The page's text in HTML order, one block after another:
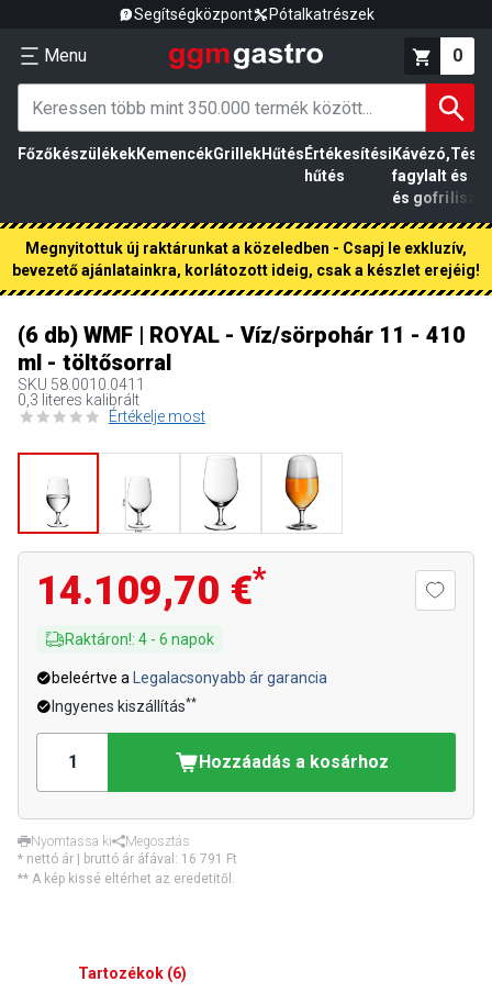
Segítségközpont Pótalkatrészek
Menu 0
FőzőkészülékekKemencékGrillekHűtés Értékesítési
hűtés
Kávézó,
fagylalt
és gofri
és
liszt
Megnyitottuk új raktárunkat a közeledben - Csapj le exkluzív,
bevezető ajánlatainkra, korlátozott ideig, csak a készlet erejéig!
(6 db) WMF | ROYAL - Víz/sörpohár 11 - 410
ml - töltősorral
SKU 58.0010.0411
0,3 literes kalibrált
Értékelje most
14.109,70 €*
Raktáron!: 4 - 6 napok
beleértve a
Legalacsonyabb ár garancia
Ingyenes kiszállítás**
Hozzáadás a kosárhoz
Nyomtassa ki
Megosztás
* nettó ár | bruttó ár áfával: 16 791 Ft
** A kép kissé eltérhet az eredetitől.
Tartozékok(6)